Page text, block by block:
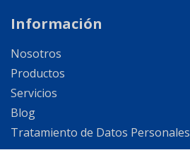
Información
Nosotros
Productos
Servicios
Blog
Tratamiento de Datos Personales